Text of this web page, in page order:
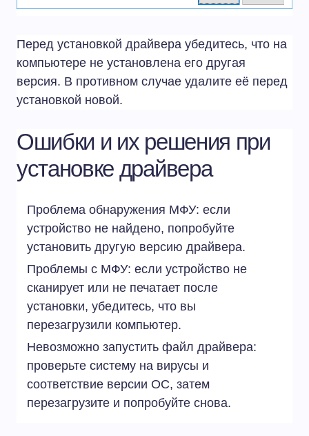
Перед установкой драйвера убедитесь, что на
компьютере не установлена его другая
версия. В противном случае удалите её перед
установкой новой.
Ошибки и их решения при
установке драйвера
Проблема обнаружения МФУ: если
устройство не найдено, попробуйте
установить другую версию драйвера.
Проблемы с МФУ: если устройство не
сканирует или не печатает после
установки, убедитесь, что вы
перезагрузили компьютер.
Невозможно запустить файл драйвера:
проверьте систему на вирусы и
соответствие версии ОС, затем
перезагрузите и попробуйте снова.